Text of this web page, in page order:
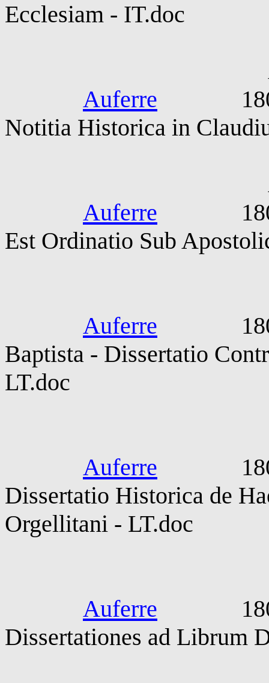
Ecclesiam - IT.doc
Antonius.
Auferre 1800-
Notitia Historica in
Auctor
Auferre 1800-
Est Ordinatio Sub
Auferre 1800-
Baptista - Dissertatio
LT.doc
Auferre 1800-
Dissertatio Historica de
Orgellitani - LT.doc
Auferre 1800-
Dissertationes ad Librum